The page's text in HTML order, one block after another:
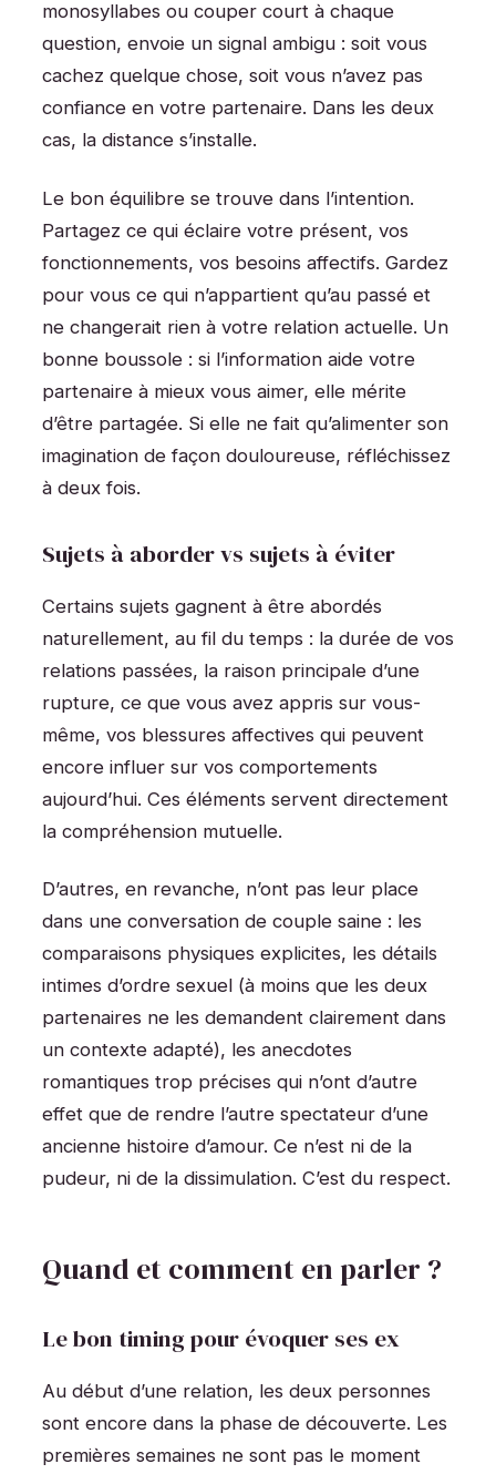
monosyllabes ou couper court à chaque
question, envoie un signal ambigu : soit vous
cachez quelque chose, soit vous n’avez pas
confiance en votre partenaire. Dans les deux
cas, la distance s’installe.
Le bon équilibre se trouve dans l’intention.
Partagez ce qui éclaire votre présent, vos
fonctionnements, vos besoins affectifs. Gardez
pour vous ce qui n’appartient qu’au passé et
ne changerait rien à votre relation actuelle. Un
bonne boussole : si l’information aide votre
partenaire à mieux vous aimer, elle mérite
d’être partagée. Si elle ne fait qu’alimenter son
imagination de façon douloureuse, réfléchissez
à deux fois.
Sujets à aborder vs sujets à éviter
Certains sujets gagnent à être abordés
naturellement, au fil du temps : la durée de vos
relations passées, la raison principale d’une
rupture, ce que vous avez appris sur vous-
même, vos blessures affectives qui peuvent
encore influer sur vos comportements
aujourd’hui. Ces éléments servent directement
la compréhension mutuelle.
D’autres, en revanche, n’ont pas leur place
dans une conversation de couple saine : les
comparaisons physiques explicites, les détails
intimes d’ordre sexuel (à moins que les deux
partenaires ne les demandent clairement dans
un contexte adapté), les anecdotes
romantiques trop précises qui n’ont d’autre
effet que de rendre l’autre spectateur d’une
ancienne histoire d’amour. Ce n’est ni de la
pudeur, ni de la dissimulation. C’est du respect.
Quand et comment en parler ?
Le bon timing pour évoquer ses ex
Au début d’une relation, les deux personnes
sont encore dans la phase de découverte. Les
premières semaines ne sont pas le moment